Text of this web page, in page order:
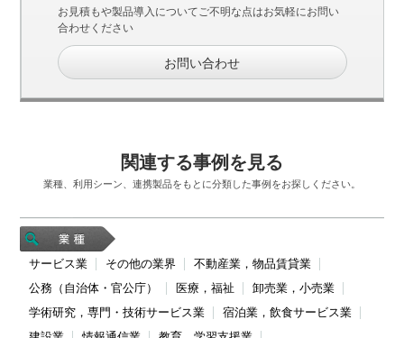
お見積もや製品導入についてご不明な点はお気軽にお問い
合わせください
お問い合わせ
関連する事例を見る
業種、利用シーン、連携製品をもとに分類した事例をお探しください。
サービス業 その他の業界
不動産業，物品賃貸業
公務（自治体・官公庁）
医療，福祉
卸売業，小売業
学術研究，専門・技術サービス業
宿泊業，飲食サービス業